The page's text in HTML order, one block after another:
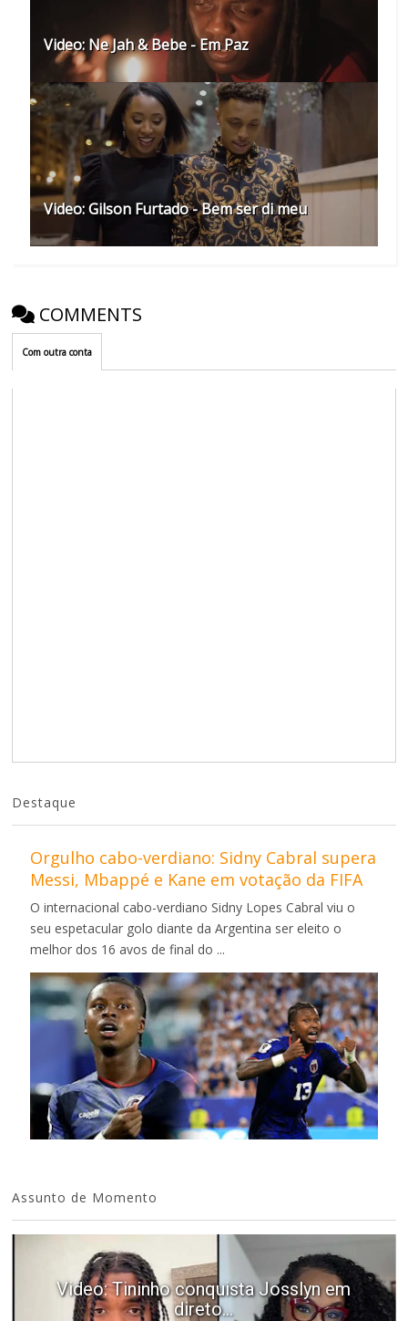
Video: Ne Jah & Bebe - Em Paz
Video: Gilson Furtado - Bem ser di meu
COMMENTS
Com outra conta
Destaque
Orgulho cabo-verdiano: Sidny Cabral supera
Messi, Mbappé e Kane em votação da FIFA
O internacional cabo-verdiano Sidny Lopes Cabral viu o
seu espetacular golo diante da Argentina ser eleito o
melhor dos 16 avos de final do ...
Assunto de Momento
Video: Tininho conquista Josslyn em
direto...